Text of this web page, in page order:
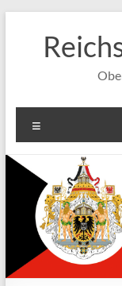
springen